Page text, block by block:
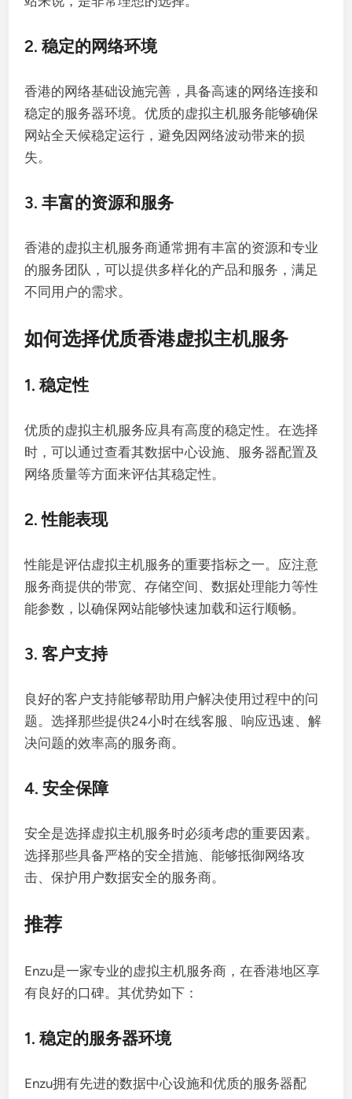
2. 稳定的网络环境
香港的网络基础设施完善，具备高速的网络连接和
稳定的服务器环境。优质的虚拟主机服务能够确保
网站全天候稳定运行，避免因网络波动带来的损
失。
3. 丰富的资源和服务
香港的虚拟主机服务商通常拥有丰富的资源和专业
的服务团队，可以提供多样化的产品和服务，满足
不同用户的需求。
如何选择优质香港虚拟主机服务
1. 稳定性
优质的虚拟主机服务应具有高度的稳定性。在选择
时，可以通过查看其数据中心设施、服务器配置及
网络质量等方面来评估其稳定性。
2. 性能表现
性能是评估虚拟主机服务的重要指标之一。应注意
服务商提供的带宽、存储空间、数据处理能力等性
能参数，以确保网站能够快速加载和运行顺畅。
3. 客户支持
良好的客户支持能够帮助用户解决使用过程中的问
题。选择那些提供24小时在线客服、响应迅速、解
决问题的效率高的服务商。
4. 安全保障
安全是选择虚拟主机服务时必须考虑的重要因素。
选择那些具备严格的安全措施、能够抵御网络攻
击、保护用户数据安全的服务商。
推荐
Enzu是一家专业的虚拟主机服务商，在香港地区享
有良好的口碑。其优势如下：
1. 稳定的服务器环境
Enzu拥有先进的数据中心设施和优质的服务器配